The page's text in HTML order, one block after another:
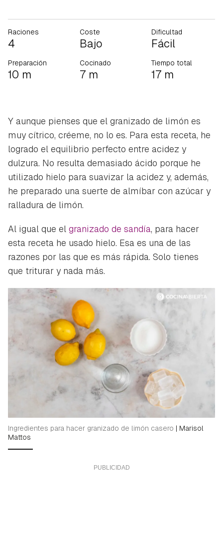
Raciones
4
Coste
Bajo
Dificultad
Fácil
Preparación
10 m
Cocinado
7 m
Tiempo total
17 m
Y aunque pienses que el granizado de limón es
muy cítrico, créeme, no lo es. Para esta receta, he
logrado el equilibrio perfecto entre acidez y
dulzura. No resulta demasiado ácido porque he
utilizado hielo para suavizar la acidez y, además,
he preparado una suerte de almíbar con azúcar y
ralladura de limón.
Al igual que el granizado de sandía, para hacer
esta receta he usado hielo. Esa es una de las
razones por las que es más rápida. Solo tienes
que triturar y nada más.
Ingredientes para hacer granizado de limón casero | Marisol
Mattos